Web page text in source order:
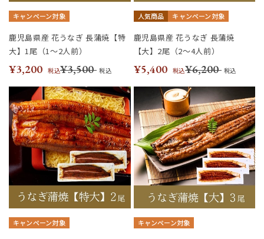
キャンペーン対象
鹿児島県産 花うなぎ 長蒲焼【特
大】1尾（1～2人前）
¥3,200 税込¥3,500 税込
人気商品 キャンペーン対象
鹿児島県産 花うなぎ 長蒲焼
【大】2尾（2～4人前）
¥5,400 税込¥6,200 税込
キャンペーン対象 キャンペーン対象